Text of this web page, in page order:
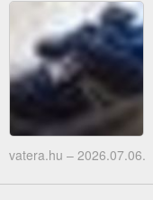
vatera.hu – 2026.07.06.